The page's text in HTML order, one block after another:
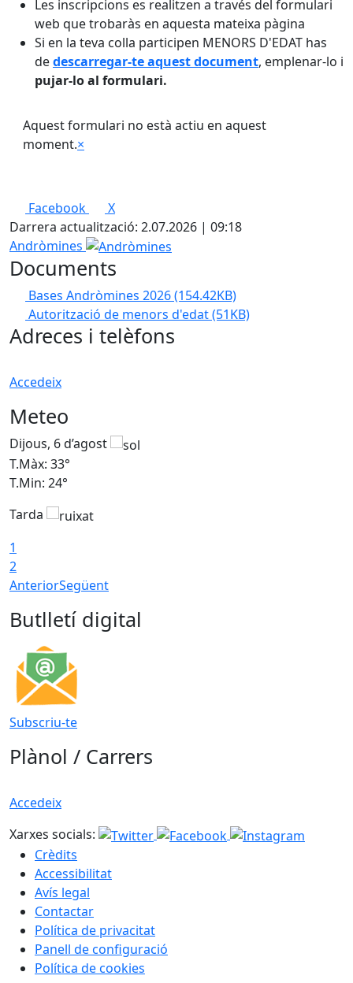
Les inscripcions es realitzen a través del formulari
web que trobaràs en aquesta mateixa pàgina
Si en la teva colla participen MENORS D'EDAT has
dedescarregar-te aquest document, emplenar-lo i
pujar-lo al formulari.
Aquest formulari no està actiu en aquest
moment.×
Facebook
X
Darrera actualització: 2.07.2026 | 09:18
Andròmines
Documents
Bases Andròmines 2026(154.42KB)
Autorització de menors d'edat(51KB)
Adreces i telèfons
Accedeix
Meteo
Dijous, 6 d’agost
T.Màx: 33°
T.Min: 24°
Tarda
1
2
AnteriorSegüent
Butlletí digital
Subscriu-te
Plànol / Carrers
Accedeix
Xarxes socials:
Crèdits
Accessibilitat
Avís legal
Contactar
Política de privacitat
Panell de configuració
Política de cookies